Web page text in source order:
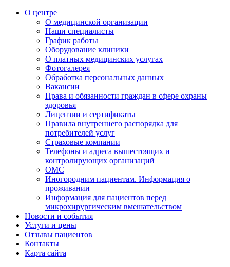
О центре
О медицинской организации
Наши специалисты
График работы
Оборудование клиники
О платных медицинских услугах
Фотогалерея
Обработка персональных данных
Вакансии
Права и обязанности граждан в сфере охраны
здоровья
Лицензии и сертификаты
Правила внутреннего распорядка для
потребителей услуг
Страховые компании
Телефоны и адреса вышестоящих и
контролирующих организаций
ОМС
Иногородним пациентам. Информация о
проживании
Информация для пациентов перед
микрохирургическим вмешательством
Новости и события
Услуги и цены
Отзывы пациентов
Контакты
Карта сайта